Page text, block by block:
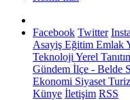
Facebook Twitter
Asayiş Eğitim Emlak
Teknoloji Yerel
Gündem İlçe - Belde
Ekonomi Siyaset
Künye İletişim RSS